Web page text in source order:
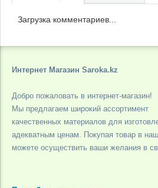
Загрузка комментариев...
Интернет Магазин Saroka.kz
Добро пожаловать в интернет-магазин!
Мы предлагаем широкий ассортимент
качественных материалов для
адекватным ценам. Покупая товар в
можете осуществить ваши желания в